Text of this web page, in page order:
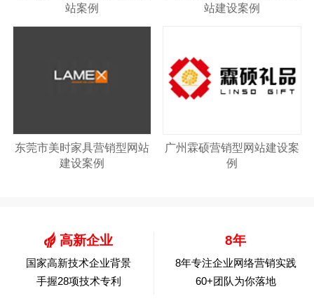
站案例
站建设案例
东莞市美时家具营销型网站
建设案例
广州霖硕营销型网站建设案
例
高新企业
国家高新技术企业背景
手握28项技术专利
8年
8年专注企业网络营销实践
60+团队为你落地